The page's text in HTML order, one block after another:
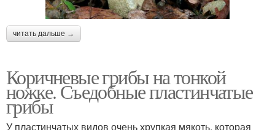
читать дальше →
Коричневые грибы на тонкой
ножке. Съедобные пластинчатые
грибы
У пластинчатых видов очень хрупкая мякоть, которая